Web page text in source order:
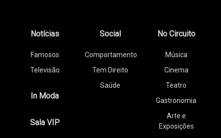
Notícias
Famosos
Televisão
In Moda
Sala VIP
Social
Comportamento
Tem Direito
Saúde
No Circuito
Música
Cinema
Teatro
Gastronomia
Arte e
Exposições